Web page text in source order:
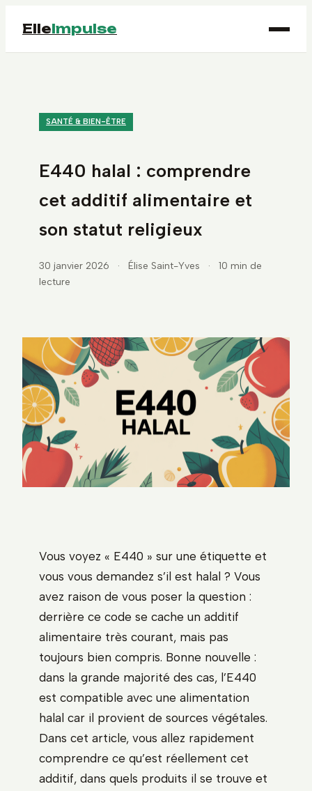
ElleImpulse
SANTÉ & BIEN-ÊTRE
E440 halal : comprendre
cet additif alimentaire et
son statut religieux
30 janvier 2026 · Élise Saint-Yves ·
10 min de
lecture
Vous voyez « E440 » sur une étiquette et
vous vous demandez s’il est halal ? Vous
avez raison de vous poser la question :
derrière ce code se cache un additif
alimentaire très courant, mais pas
toujours bien compris. Bonne nouvelle :
dans la grande majorité des cas, l’E440
est compatible avec une alimentation
halal car il provient de sources végétales.
Dans cet article, vous allez rapidement
comprendre ce qu’est réellement cet
additif, dans quels produits il se trouve et